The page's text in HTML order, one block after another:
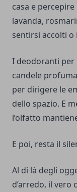
casa e
lavanda,
sentirsi accolti o
I deodoranti per
candele
per dirigere le
dello spazio. E
l’olfatto
E poi, resta il
Al di là degli
d’arredo, il vero